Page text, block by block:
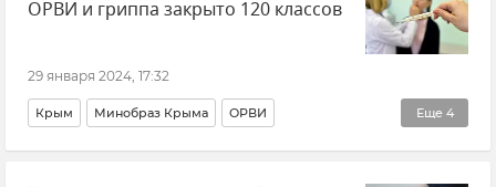
ОРВИ и гриппа закрыто 120 классов
29 января 2024, 17:32
Еще 4
Крым Минобраз Крыма ОРВИ
Образование в Крыму и Севастополе Новости